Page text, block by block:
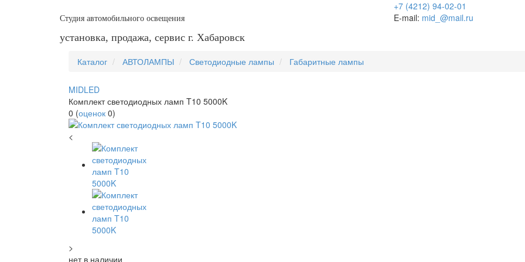
Студия автомобильного освещения
установка, продажа, сервис г. Хабаровск
+7 (4212) 94-02-01
E-mail: mid_@mail.ru
Каталог АВТОЛАМПЫ Светодиодные лампы Габаритные лампы
MIDLED
Комплект светодиодных ламп T10 5000K
0 (оценок 0)
<
>
нет в наличии